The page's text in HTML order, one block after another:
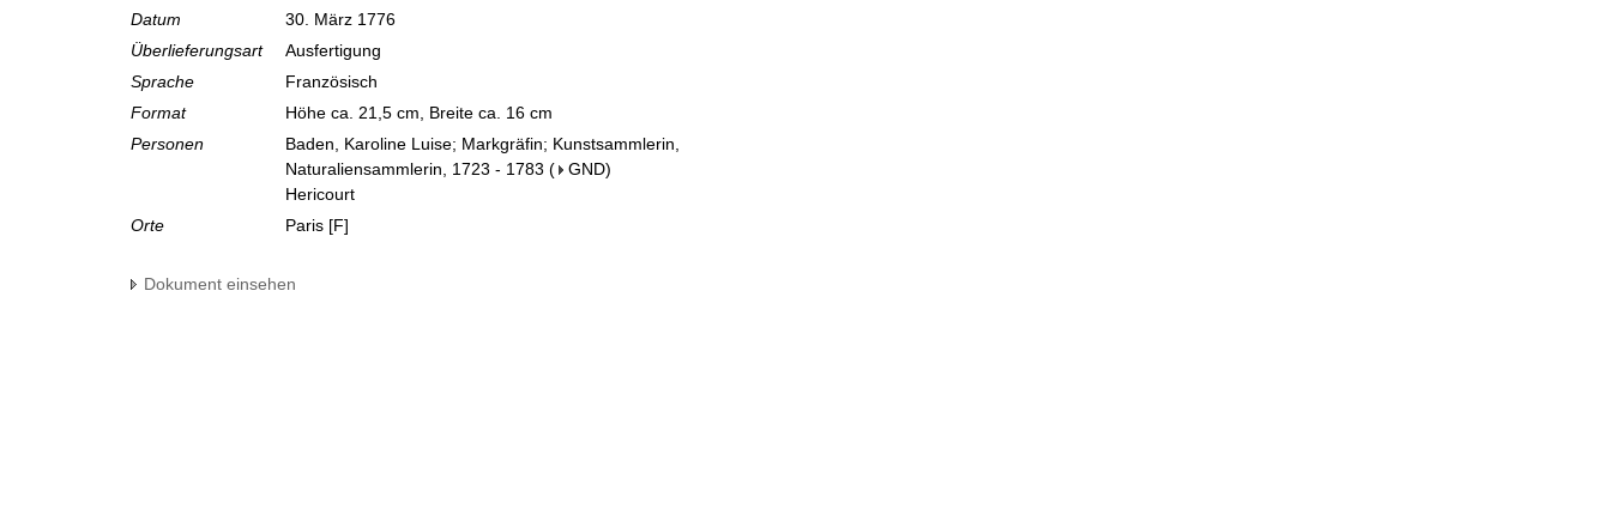
Datum
30. März 1776
Überlieferungsart
Ausfertigung
Sprache
Französisch
Format
Höhe ca. 21,5 cm, Breite ca. 16 cm
Personen
Baden, Karoline Luise; Markgräfin; Kunstsammlerin,
Naturaliensammlerin, 1723 - 1783 ( GND)
Hericourt
Orte
Paris [F]
Dokument einsehen